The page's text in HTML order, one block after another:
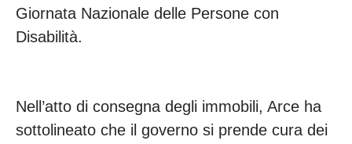
Giornata Nazionale delle Persone con
Disabilità.
Nell’atto di consegna degli immobili, Arce ha
sottolineato che il governo si prende cura dei